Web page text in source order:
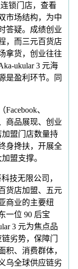
锁门店，查看
市场结构，为中
答疑。成绩创业
，而三元百货店
拿货，创业往往
ukular 3 元海
是盈利环节。同
、
商品展现、创业
加盟门店数量持
身搀扶，开展全
盟支撑。
技无限公司，
货店加盟、五元
商业的主要纽
一位 90 后宝
3 元为焦点品
劣势，保障门
积、消费群体，
乌全球供应链劣